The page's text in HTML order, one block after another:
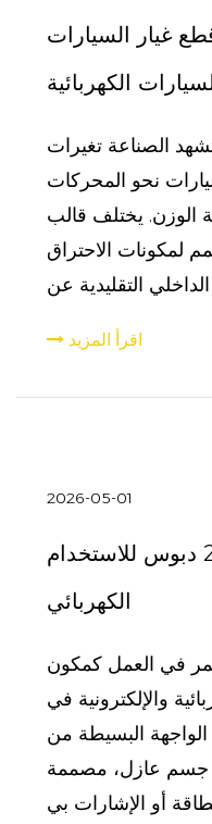
غيار السيارات
الكهربائية
الصناعة تغيرات
نحو المحركات
الوزن. يختلف قالب
لمكونات الاحتراق
اقرأ المزيد
2026-05-01
أساسيات موصل 2 دبوس للاستخدام
الكهربائي
يستمر في العمل كمكون
والإلكترونية في
الواجهة البسيطة من
جسم عازل، مصممة